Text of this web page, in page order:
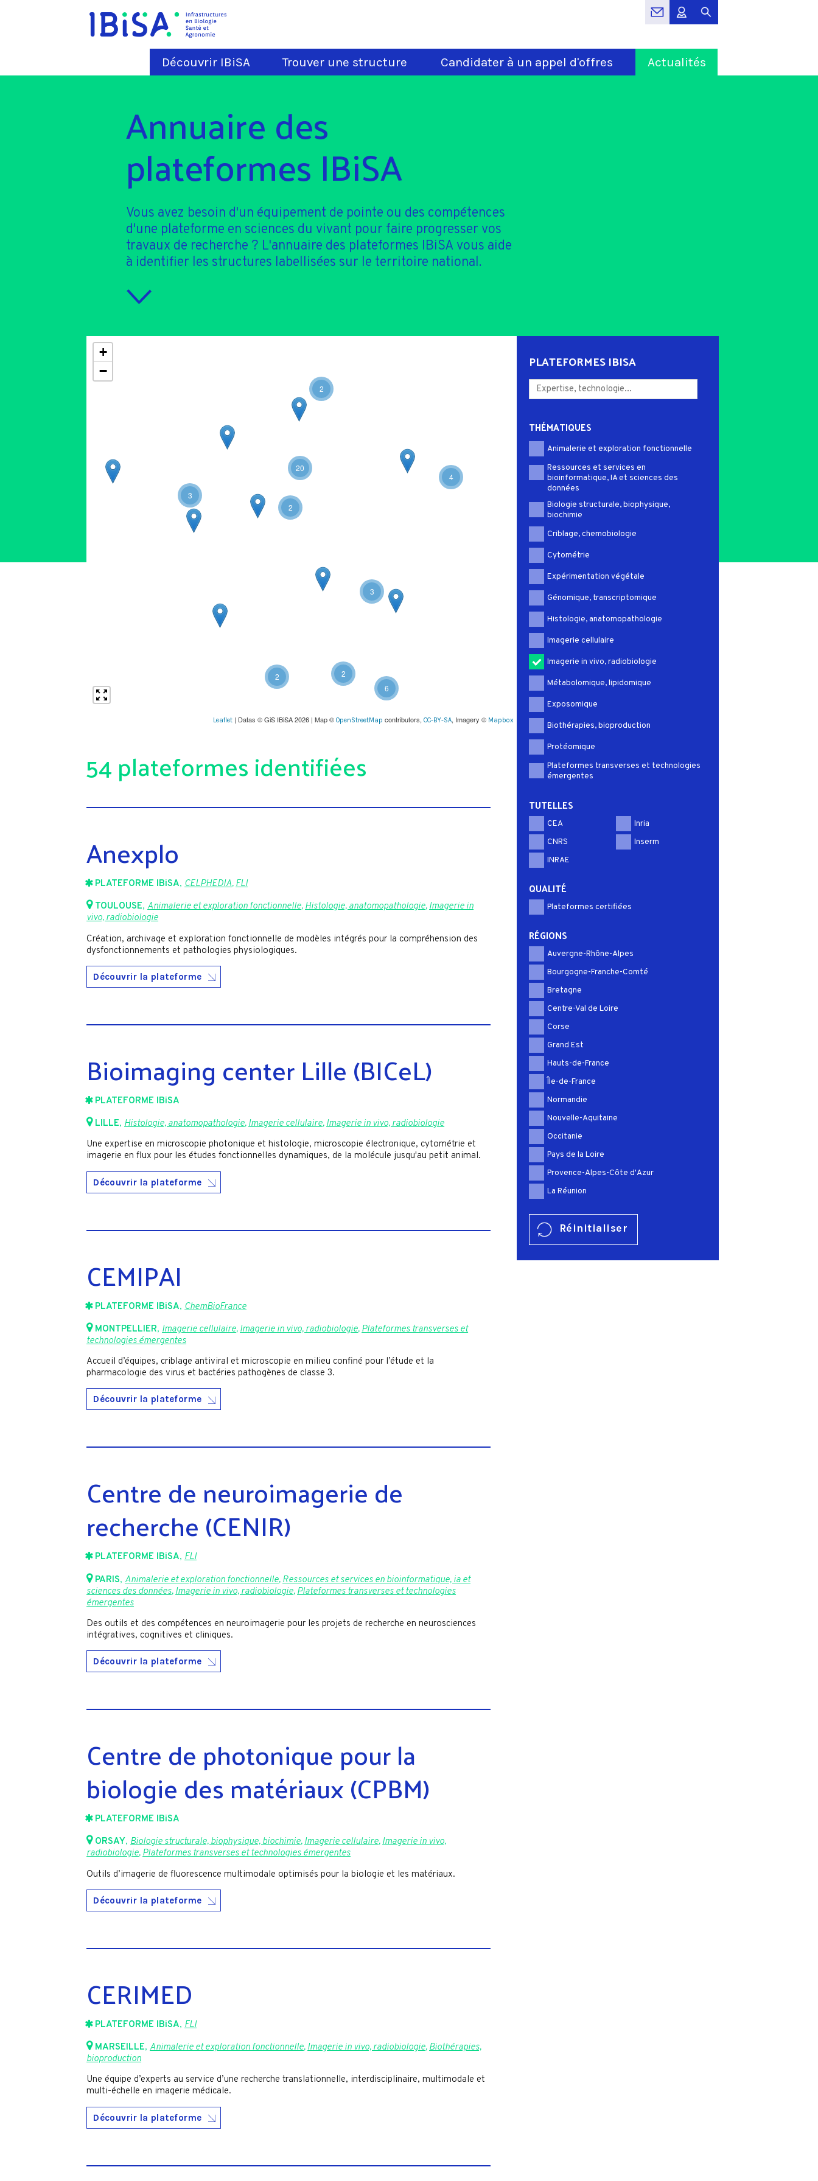
Découvrir IBiSA Trouver une structure Candidater à un appel d'offres Actualités
Annuaire des
plateformes IBiSA
Vous avez besoin d'un équipement de pointe ou des compétences
d'une plateforme en sciences du vivant pour faire progresser vos
travaux de recherche ? L'annuaire des plateformes IBiSA vous aide
à identifier les structures labellisées sur le territoire national.
2
2
3
3
4
20
2
6
2
+
−
Leaflet| Datas © GiS IBiSA 2026 | Map © OpenStreetMap contributors, CC-BY-SA, Imagery © Mapbox
54 plateformes identifiées
Anexplo
PLATEFORME IBiSA,CELPHEDIA,FLI
TOULOUSE,Animalerie et exploration fonctionnelle,Histologie, anatomopathologie,Imagerie in
vivo, radiobiologie
Création, archivage et exploration fonctionnelle de modèles intégrés pour la compréhension des
dysfonctionnements et pathologies physiologiques.
Découvrir la plateforme
Bioimaging center Lille (BICeL)
PLATEFORME IBiSA
LILLE,Histologie, anatomopathologie,Imagerie cellulaire,Imagerie in vivo, radiobiologie
Une expertise en microscopie photonique et histologie, microscopie électronique, cytométrie et
imagerie en flux pour les études fonctionnelles dynamiques, de la molécule jusqu'au petit animal.
Découvrir la plateforme
CEMIPAI
PLATEFORME IBiSA, ChemBioFrance
MONTPELLIER,Imagerie cellulaire,Imagerie in vivo, radiobiologie,Plateformes transverses et
technologies émergentes
Accueil d’équipes, criblage antiviral et microscopie en milieu confiné pour l’étude et la
pharmacologie des virus et bactéries pathogènes de classe 3.
Découvrir la plateforme
Centre de neuroimagerie de
recherche (CENIR)
PLATEFORME IBiSA,FLI
PARIS, Animalerie et exploration fonctionnelle, Ressources et services en bioinformatique, ia et
sciences des données, Imagerie in vivo, radiobiologie, Plateformes transverses et technologies
émergentes
Des outils et des compétences en neuroimagerie pour les projets de recherche en neurosciences
intégratives, cognitives et cliniques.
Découvrir la plateforme
Centre de photonique pour la
biologie des matériaux (CPBM)
PLATEFORME IBiSA
ORSAY,Biologie structurale, biophysique, biochimie,Imagerie cellulaire,Imagerie in vivo,
radiobiologie,Plateformes transverses et technologies émergentes
Outils d’imagerie de fluorescence multimodale optimisés pour la biologie et les matériaux.
Découvrir la plateforme
CERIMED
PLATEFORME IBiSA,FLI
MARSEILLE,Animalerie et exploration fonctionnelle,Imagerie in vivo, radiobiologie,Biothérapies,
bioproduction
Une équipe d’experts au service d’une recherche translationnelle, interdisciplinaire, multimodale et
multi-échelle en imagerie médicale.
Découvrir la plateforme
PLATEFORMES IBISA
THÉMATIQUES
Animalerie et exploration fonctionnelle
Ressources et services en
bioinformatique, IA et sciences des
données
Biologie structurale, biophysique,
biochimie
Criblage, chemobiologie
Cytométrie
Expérimentation végétale
Génomique, transcriptomique
Histologie, anatomopathologie
Imagerie cellulaire
Imagerie in vivo, radiobiologie
Métabolomique, lipidomique
Exposomique
Biothérapies, bioproduction
Protéomique
Plateformes transverses et technologies
émergentes
TUTELLES
CEA
CNRS
INRAE
Inria
Inserm
QUALITÉ
Plateformes certifiées
RÉGIONS
Auvergne-Rhône-Alpes
Bourgogne-Franche-Comté
Bretagne
Centre-Val de Loire
Corse
Grand Est
Hauts-de-France
Île-de-France
Normandie
Nouvelle-Aquitaine
Occitanie
Pays de la Loire
Provence-Alpes-Côte d'Azur
La Réunion
Réinitialiser